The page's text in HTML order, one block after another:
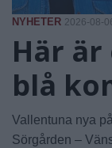
NYHETER 2026-08-
Här
blå
Vallentuna nya
Sörgården –